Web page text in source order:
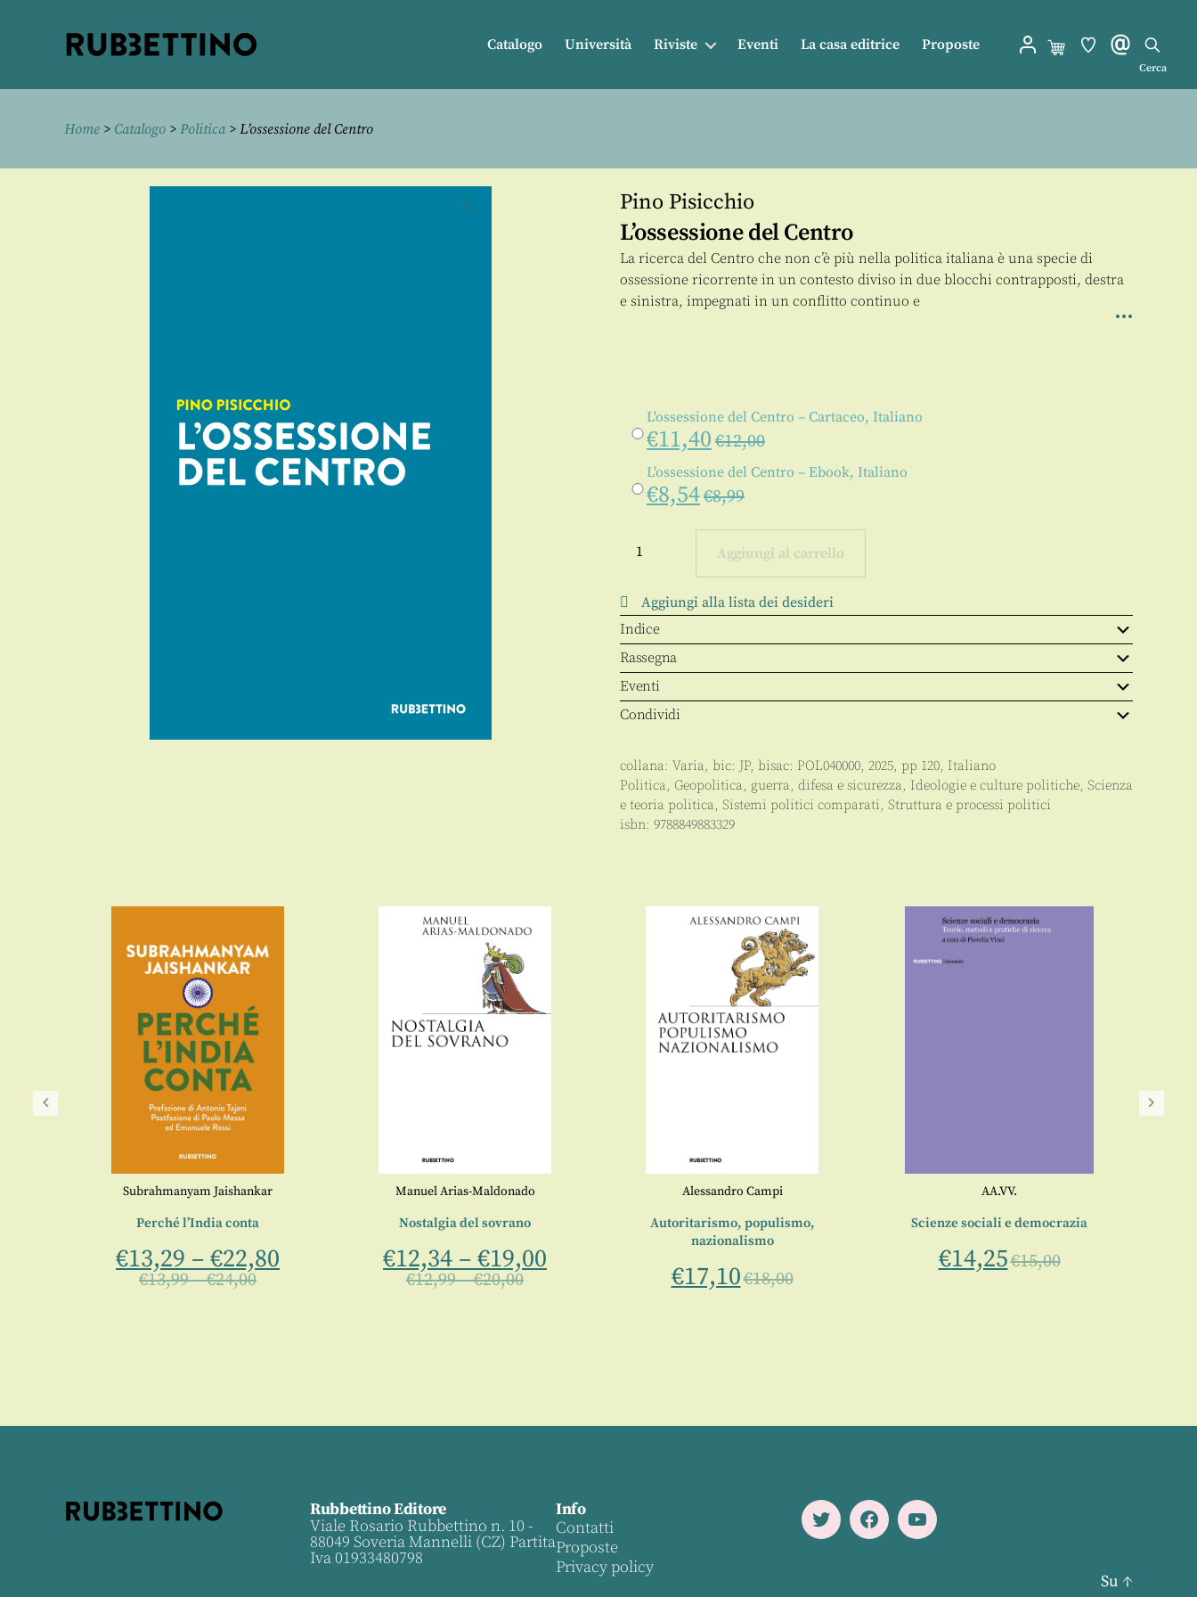
Catalogo Università Riviste Eventi La casa editrice Proposte
Cerca
Home > Catalogo > Politica> L’ossessione del Centro
🔍 Pino Pisicchio
L’ossessione del Centro
La ricerca del Centro che non c’è più nella politica italiana è una specie di
ossessione ricorrente in un contesto diviso in due blocchi contrapposti, destra
e sinistra, impegnati in un conflitto continuo e
L'ossessione del Centro – Cartaceo, Italiano
€11,40 €12,00
L'ossessione del Centro – Ebook, Italiano
€8,54€8,99
del
Aggiungi al carrello
Aggiungi alla lista dei desideri
Indice
Rassegna
Eventi
Condividi
collana: Varia, bic: JP, bisac: POL040000, 2025, pp 120, Italiano
Politica, Geopolitica, guerra, difesa e sicurezza, Ideologie e culture politiche, Scienza
e teoria politica, Sistemi politici comparati, Struttura e processi politici
isbn: 9788849883329
Subrahmanyam Jaishankar
Perché l’India conta
€13,29 – €22,80
€13,99–€24,00
Manuel Arias-Maldonado
Nostalgia del sovrano
€12,34 – €19,00
€12,99–€20,00
Alessandro Campi
Autoritarismo, populismo,
nazionalismo
€17,10€18,00
AA.VV.
Scienze sociali e democrazia
€14,25€15,00
Rubbettino Editore
Viale Rosario Rubbettino n. 10 -
88049 Soveria Mannelli (CZ) Partita
Iva 01933480798
Info
Contatti
Proposte
Privacy policy
TwitterFacebookYoutube
Su ↑